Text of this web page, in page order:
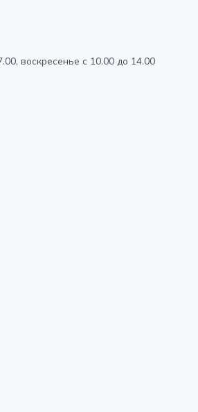
воскресенье с 10.00 до 14.00